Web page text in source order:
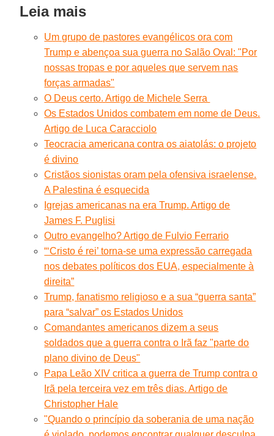
Leia mais
Um grupo de pastores evangélicos ora com
Trump e abençoa sua guerra no Salão Oval: "Por
nossas tropas e por aqueles que servem nas
forças armadas"
O Deus certo. Artigo de Michele Serra
Os Estados Unidos combatem em nome de Deus.
Artigo de Luca Caracciolo
Teocracia americana contra os aiatolás: o projeto
é divino
Cristãos sionistas oram pela ofensiva israelense.
A Palestina é esquecida
Igrejas americanas na era Trump. Artigo de
James F. Puglisi
Outro evangelho? Artigo de Fulvio Ferrario
“‘Cristo é rei’ torna-se uma expressão carregada
nos debates políticos dos EUA, especialmente à
direita”
Trump, fanatismo religioso e a sua “guerra santa”
para “salvar” os Estados Unidos
Comandantes americanos dizem a seus
soldados que a guerra contra o Irã faz "parte do
plano divino de Deus"
Papa Leão XIV critica a guerra de Trump contra o
Irã pela terceira vez em três dias. Artigo de
Christopher Hale
"Quando o princípio da soberania de uma nação